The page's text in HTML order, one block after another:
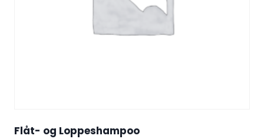
Flåt- og Loppeshampoo